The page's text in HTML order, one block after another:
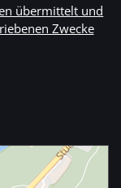
übermittelt und
Zwecke